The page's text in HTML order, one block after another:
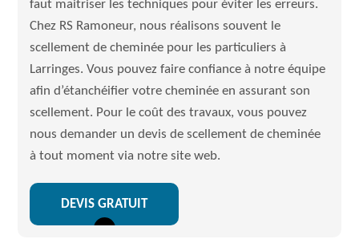
faut maitriser les techniques pour éviter les erreurs.
Chez RS Ramoneur, nous réalisons souvent le
scellement de cheminée pour les particuliers à
Larringes. Vous pouvez faire confiance à notre équipe
afin d’étanchéifier votre cheminée en assurant son
scellement. Pour le coût des travaux, vous pouvez
nous demander un devis de scellement de cheminée
à tout moment via notre site web.
DEVIS GRATUIT